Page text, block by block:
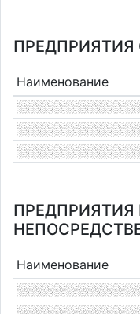
Наименование
ПРЕДПРИЯТИЯ
Наименование